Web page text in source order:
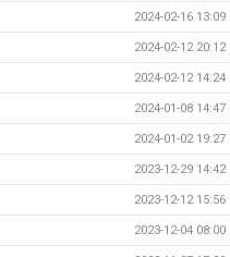
2024-02-16 13:09
2024-02-12 20:12
2024-02-12 14:24
2024-01-08 14:47
2024-01-02 19:27
2023-12-29 14:42
2023-12-12 15:56
2023-12-04 08:00